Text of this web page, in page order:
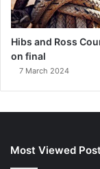
Hibs and Ross
on final
7 March 2024
Most Viewed